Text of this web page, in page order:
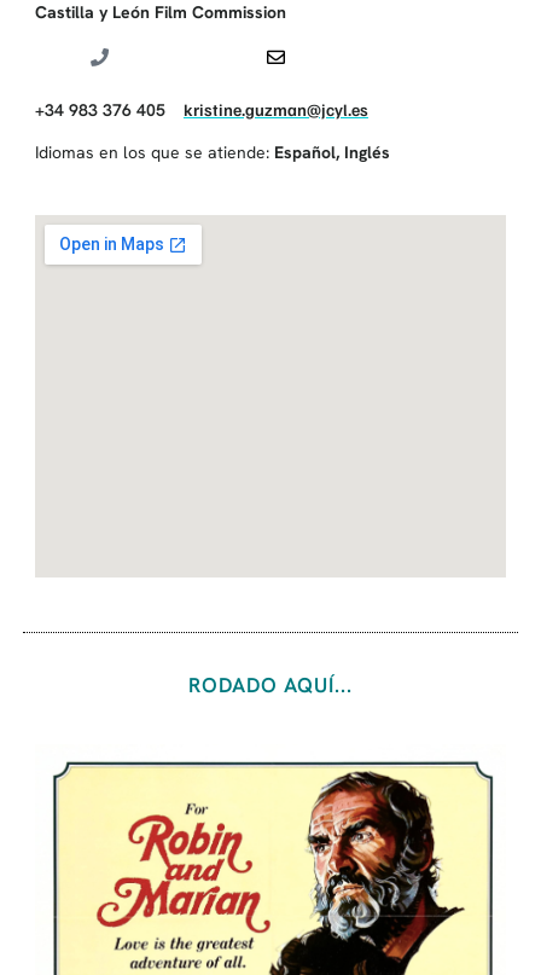
Castilla y León Film Commission
+34 983 376 405 kristine.guzman@jcyl.es
Idiomas en los que se atiende: Español, Inglés
RODADO AQUÍ...